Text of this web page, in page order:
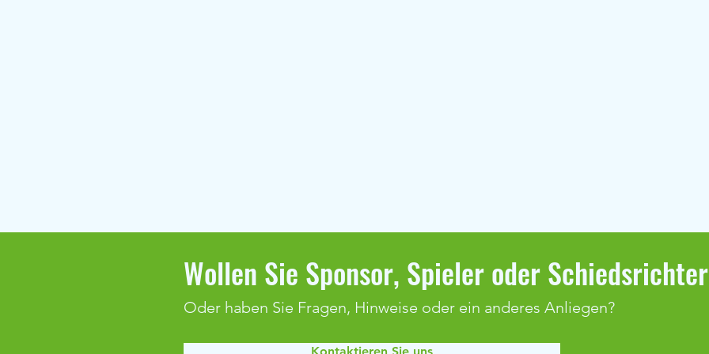
Real Madrid Fußballcamp 2026
Wollen Sie Sponsor, Spieler oder
Oder haben Sie Fragen, Hinweise oder ein anderes Anliegen?